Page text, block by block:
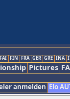
FAI FIN FRA GER GRE INA
Pictures
anmelden Elo